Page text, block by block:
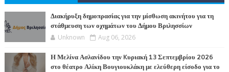
Διακήρυξη δημοπρασίας για την μίσθωση ακινήτου για τη
στάθμευση των οχημάτων του Δήμου Βριλησσίων
Unknown Aug 06, 2026
Η Μελίνα Ασλανίδου την Kυριακή 13 Σεπτεμβρίου 2026
στο θέατρο Αλίκη Βουγιουκλάκη με ελεύθερη είσοδο για το